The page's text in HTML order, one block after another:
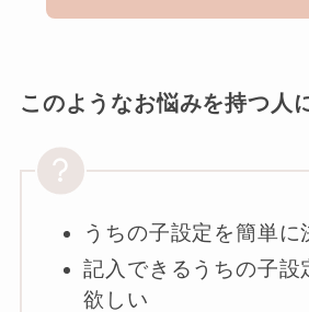
このようなお悩みを持つ人
うちの子設定を簡単に
記入できるうちの子設
欲しい